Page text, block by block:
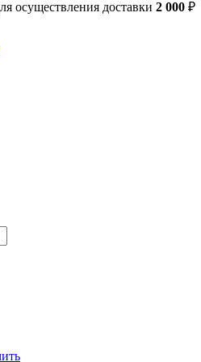
осуществления доставки 2 000 ₽